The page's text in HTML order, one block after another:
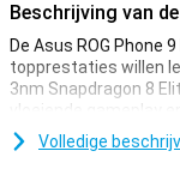
Beschrijving van
De Asus ROG Phone
topprestaties willen
3nm Snapdragon 8
vloeiende gameplay
inch AMOLED-
zorgt voor
Volledige